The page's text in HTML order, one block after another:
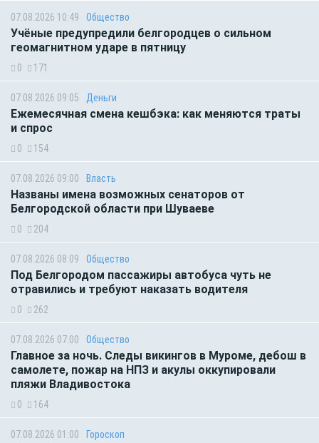
07.08.2026 10:49 Общество
Учёные предупредили белгородцев о сильном
геомагнитном ударе в пятницу
0 171
07.08.2026 09:05 Деньги
Ежемесячная смена кешбэка: как меняются траты
и спрос
0 154
07.08.2026 09:00 Власть
Названы имена возможных сенаторов от
Белгородской области при Шуваеве
0 204
07.08.2026 08:09 Общество
Под Белгородом пассажиры автобуса чуть не
отравились и требуют наказать водителя
0 262
07.08.2026 07:00 Общество
Главное за ночь. Следы викингов в Муроме, дебош в
самолете, пожар на НПЗ и акулы оккупировали
пляжи Владивостока
0 164
07.08.2026 01:00 Гороскоп